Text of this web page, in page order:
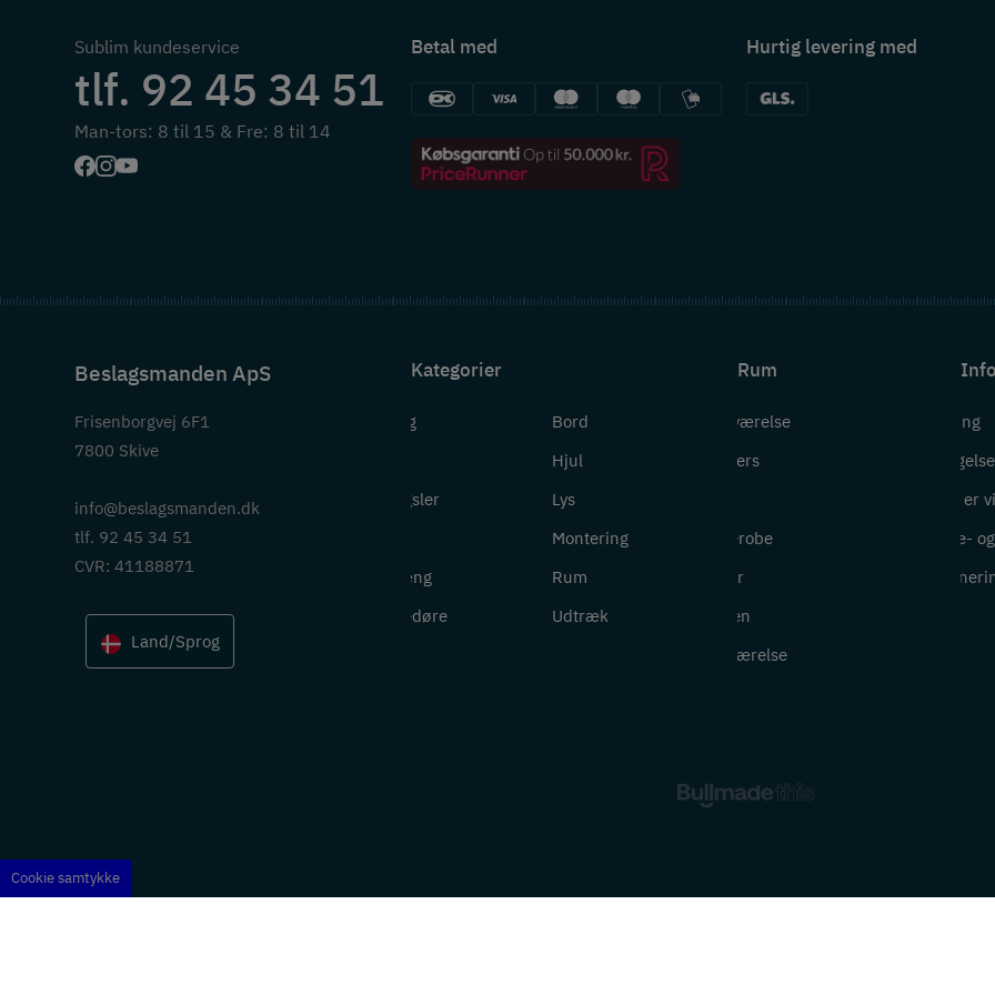
Sublim kundeservice
tlf. 92 45 34 51
Man-tors: 8 til 15 & Fre: 8 til 14
Betal med Hurtig levering med
Beslagsmanden ApS
Frisenborgvej 6F1
7800 Skive
info@beslagsmanden.dk
tlf. 92 45 34 51
CVR: 41188871
Land/Sprog
Kategorier
Beslag
Bord
Hjul
Hængsler
Lys
Montering
Ophæng
Rum
Skydedøre
Udtræk
Rum
Badeværelse
Bryggers
Garderobe
Kontor
Køkken
Soveværelse
Levering
Hvem er vi
Cookie-
Cookie samtykke